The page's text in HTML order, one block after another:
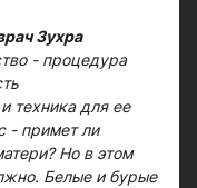
Зухра
- процедура
техника для ее
- примет ли
Но в этом
Белые и бурые